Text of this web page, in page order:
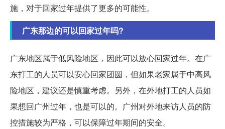
施，对于回家过年提供了更多的可能性。
广东那边的可以回家过年吗?
广东地区属于低风险地区，因此可以放心回家过年。在广
东打工的人员可以安心回家团圆，但如果老家属于中高风
险地区，建议还是慎重考虑。另外，在外地打工的人员如
果想回广州过年，也是可以的。广州对外地来访人员的防
控措施较为严格，可以保障过年期间的安全。